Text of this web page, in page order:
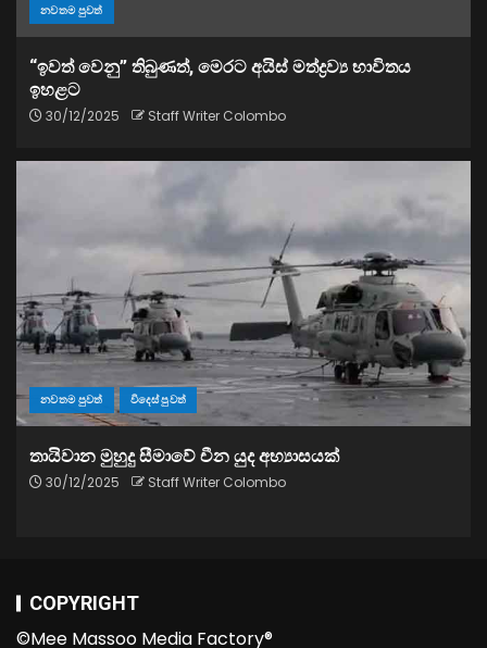
නවතම පුවත්
“ඉවත් වෙනු” තිබුණත්, මෙරට අයිස් මත්ද්‍රව්‍ය භාවිතය
ඉහළට
30/12/2025 Staff Writer Colombo
නවතම පුවත් විදෙස් පුවත්
තායිවාන මුහුදු සීමාවේ චීන යුද අභ්‍යාසයක්
30/12/2025 Staff Writer Colombo
COPYRIGHT
©Mee Massoo Media Factory®